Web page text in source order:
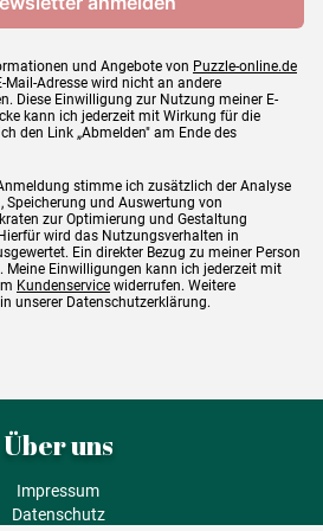
und Angebote von Puzzle-online.de
Mail-Adresse wird nicht an andere
Diese Einwilligung zur Nutzung meiner E-
kann ich jederzeit mit Wirkung für die
den Link „Abmelden" am Ende des
stimme ich zusätzlich der Analyse
Speicherung und Auswertung von
zur Optimierung und Gestaltung
wird das Nutzungsverhalten in
Ein direkter Bezug zu meiner Person
Meine Einwilligungen kann ich jederzeit mit
Kundenservice widerrufen. Weitere
unserer Datenschutzerklärung.
Über uns
Impressum
Datenschutz